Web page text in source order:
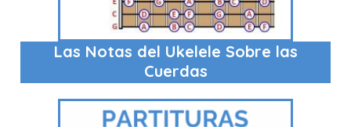
Las Notas del Ukelele Sobre las
Cuerdas